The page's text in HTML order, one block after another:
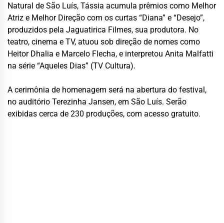
Natural de São Luís, Tássia acumula prêmios como Melhor
Atriz e Melhor Direção com os curtas “Diana” e “Desejo”,
produzidos pela Jaguatirica Filmes, sua produtora. No
teatro, cinema e TV, atuou sob direção de nomes como
Heitor Dhalia e Marcelo Flecha, e interpretou Anita Malfatti
na série “Aqueles Dias” (TV Cultura).
A cerimônia de homenagem será na abertura do festival,
no auditório Terezinha Jansen, em São Luís. Serão
exibidas cerca de 230 produções, com acesso gratuito.